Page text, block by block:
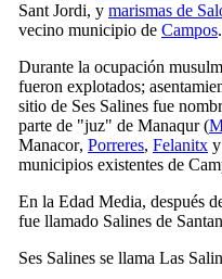
Sant Jordi, y marismas de
vecino municipio de Campos.
Durante la ocupación
fueron explotados;
sitio de Ses Salines fue
parte de "juz" de Manaqur(
Manacor, Porreres, Felanitx
municipios existentes de
En la Edad Media, después
fue llamado Salines de
Ses Salines se llama Las